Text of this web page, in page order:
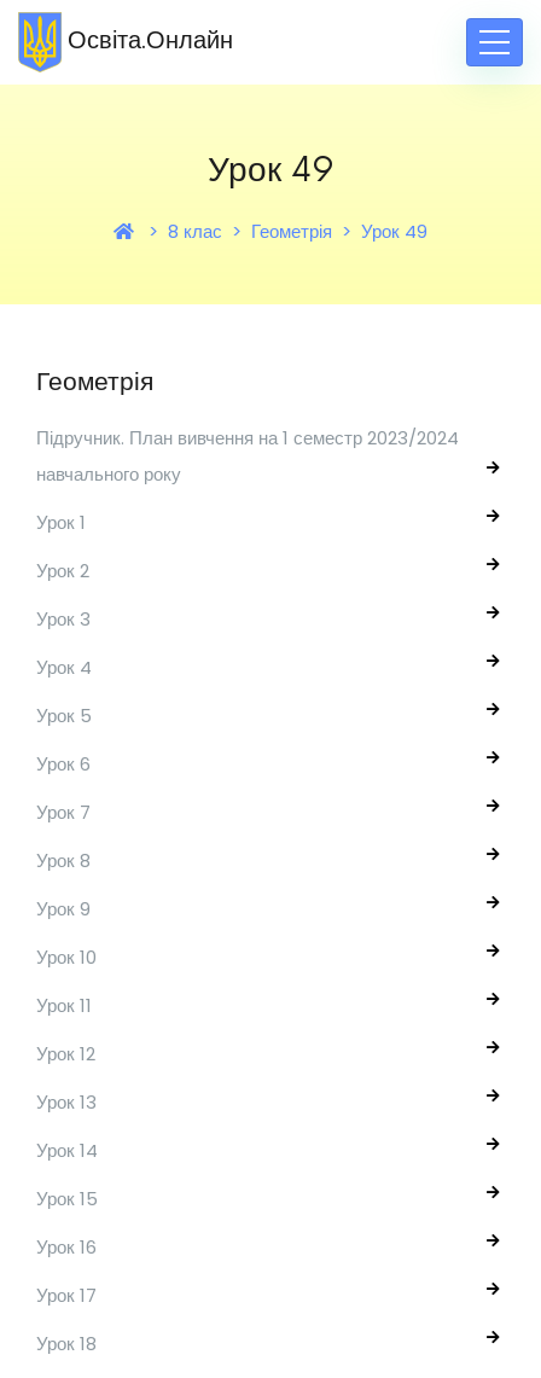
Освіта.Онлайн
Урок 49
8 клас Геометрія Урок 49
Геометрія
Підручник. План вивчення на 1 семестр 2023/2024
навчального року
Урок 1
Урок 2
Урок 3
Урок 4
Урок 5
Урок 6
Урок 7
Урок 8
Урок 9
Урок 10
Урок 11
Урок 12
Урок 13
Урок 14
Урок 15
Урок 16
Урок 17
Урок 18